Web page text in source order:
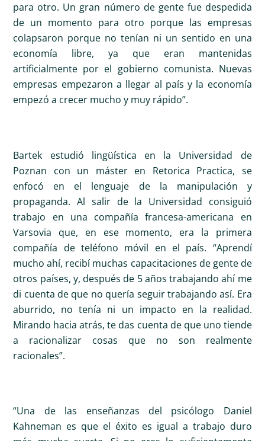
para otro. Un gran número de gente fue despedida
de un momento para otro porque las empresas
colapsaron porque no tenían ni un sentido en una
economía libre, ya que eran mantenidas
artificialmente por el gobierno comunista. Nuevas
empresas empezaron a llegar al país y la economía
empezó a crecer mucho y muy rápido”.
Bartek estudió lingüística en la Universidad de
Poznan con un máster en Retorica Practica, se
enfocó en el lenguaje de la manipulación y
propaganda. Al salir de la Universidad consiguió
trabajo en una compañía francesa-americana en
Varsovia que, en ese momento, era la primera
compañía de teléfono móvil en el país. “Aprendí
mucho ahí, recibí muchas capacitaciones de gente de
otros países, y, después de 5 años trabajando ahí me
di cuenta de que no quería seguir trabajando así. Era
aburrido, no tenía ni un impacto en la realidad.
Mirando hacia atrás, te das cuenta de que uno tiende
a racionalizar cosas que no son realmente
racionales”.
“Una de las enseñanzas del psicólogo Daniel
Kahneman es que el éxito es igual a trabajo duro